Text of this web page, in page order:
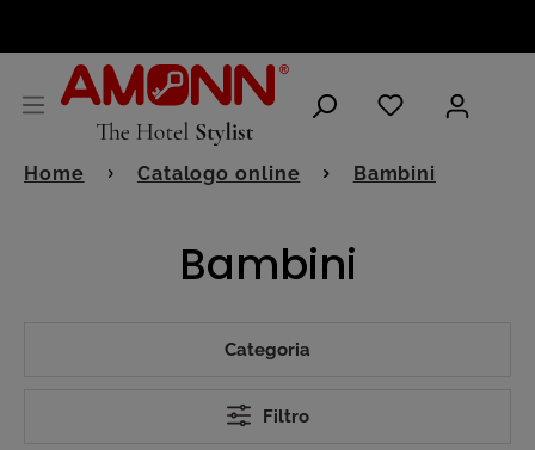
Home Catalogo online Bambini
Bambini
Categoria
Filtro